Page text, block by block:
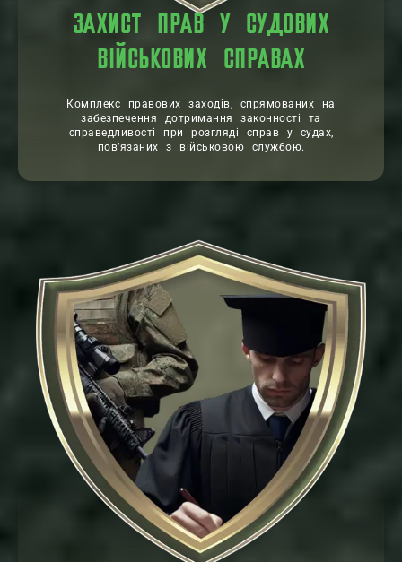
ЗАХИСТ ПРАВ У СУДОВИХ
ВІЙСЬКОВИХ СПРАВАХ
Комплекс правових заходів, спрямованих на
забезпечення дотримання законності та
справедливості при розгляді справ у судах,
пов’язаних з військовою службою.